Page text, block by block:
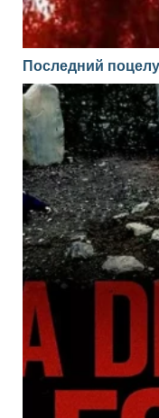
Последний